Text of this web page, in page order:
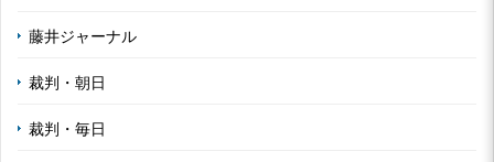
藤井ジャーナル
裁判・朝日
裁判・毎日